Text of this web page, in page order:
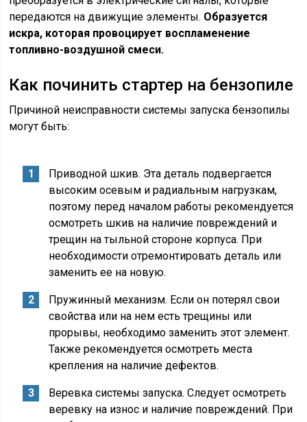
передаются на движущие элементы. Образуется
искра, которая провоцирует воспламенение
топливно-воздушной смеси.
Как починить стартер на бензопиле
Причиной неисправности системы запуска бензопилы
могут быть:
Приводной шкив. Эта деталь подвергается
высоким осевым и радиальным нагрузкам,
поэтому перед началом работы рекомендуется
осмотреть шкив на наличие повреждений и
трещин на тыльной стороне корпуса. При
необходимости отремонтировать деталь или
заменить ее на новую.
Пружинный механизм. Если он потерял свои
свойства или на нем есть трещины или
прорывы, необходимо заменить этот элемент.
Также рекомендуется осмотреть места
крепления на наличие дефектов.
Веревка системы запуска. Следует осмотреть
веревку на износ и наличие повреждений. При